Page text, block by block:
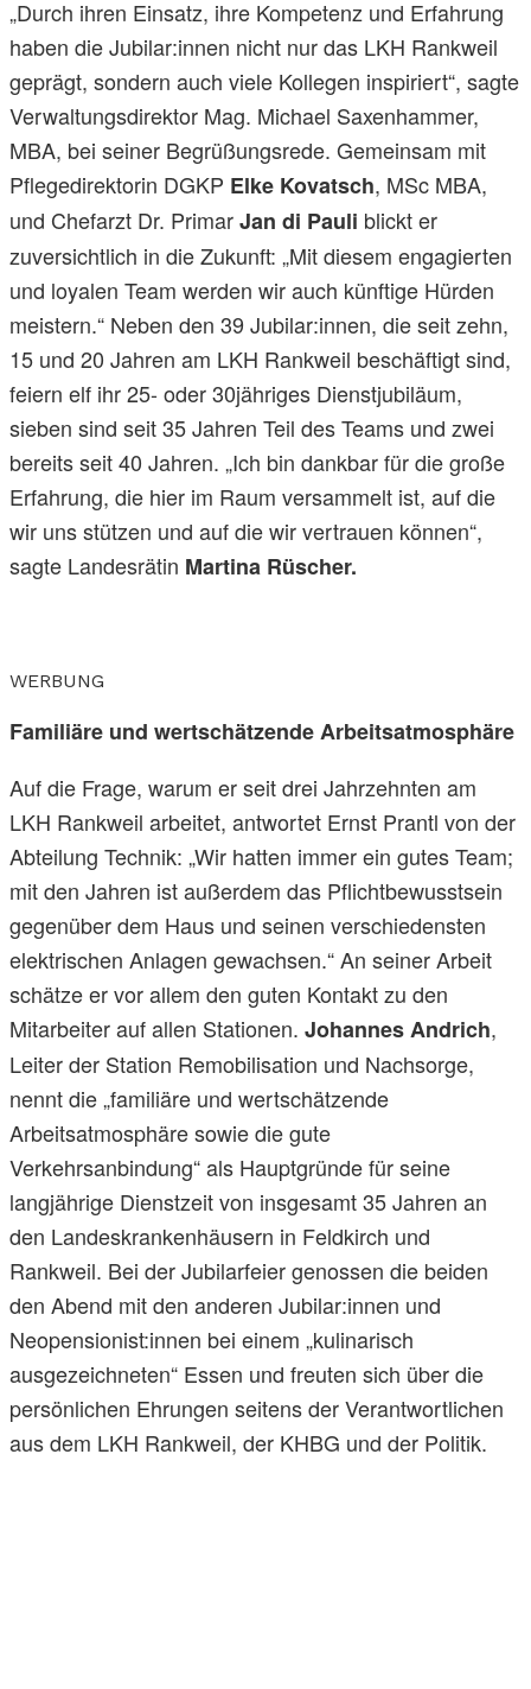
„Durch ihren Einsatz, ihre Kompetenz und Erfahrung
haben die Jubilar:innen nicht nur das LKH Rankweil
geprägt, sondern auch viele Kollegen inspiriert“, sagte
Verwaltungsdirektor Mag. Michael Saxenhammer,
MBA, bei seiner Begrüßungsrede. Gemeinsam mit
Pflegedirektorin DGKP Elke Kovatsch, MSc MBA,
und Chefarzt Dr. PrimarJan di Pauli blickt er
zuversichtlich in die Zukunft: „Mit diesem engagierten
und loyalen Team werden wir auch künftige Hürden
meistern.“ Neben den 39 Jubilar:innen, die seit zehn,
15 und 20 Jahren am LKH Rankweil beschäftigt sind,
feiern elf ihr 25- oder 30jähriges Dienstjubiläum,
sieben sind seit 35 Jahren Teil des Teams und zwei
bereits seit 40 Jahren. „Ich bin dankbar für die große
Erfahrung, die hier im Raum versammelt ist, auf die
wir uns stützen und auf die wir vertrauen können“,
sagte Landesrätin Martina Rüscher.
WERBUNG
Familiäre und wertschätzende Arbeitsatmosphäre
Auf die Frage, warum er seit drei Jahrzehnten am
LKH Rankweil arbeitet, antwortet Ernst Prantl von der
Abteilung Technik: „Wir hatten immer ein gutes Team;
mit den Jahren ist außerdem das Pflichtbewusstsein
gegenüber dem Haus und seinen verschiedensten
elektrischen Anlagen gewachsen.“ An seiner Arbeit
schätze er vor allem den guten Kontakt zu den
Mitarbeiter auf allen Stationen. Johannes Andrich,
Leiter der Station Remobilisation und Nachsorge,
nennt die „familiäre und wertschätzende
Arbeitsatmosphäre sowie die gute
Verkehrsanbindung“ als Hauptgründe für seine
langjährige Dienstzeit von insgesamt 35 Jahren an
den Landeskrankenhäusern in Feldkirch und
Rankweil. Bei der Jubilarfeier genossen die beiden
den Abend mit den anderen Jubilar:innen und
Neopensionist:innen bei einem „kulinarisch
ausgezeichneten“ Essen und freuten sich über die
persönlichen Ehrungen seitens der Verantwortlichen
aus dem LKH Rankweil, der KHBG und der Politik.